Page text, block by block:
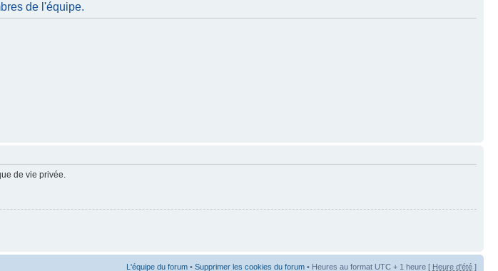
de l'équipe.
de vie privée.
L'équipe du forum • Supprimer les cookies du forum • Heures au format UTC + 1 heure [ Heure d'été ]